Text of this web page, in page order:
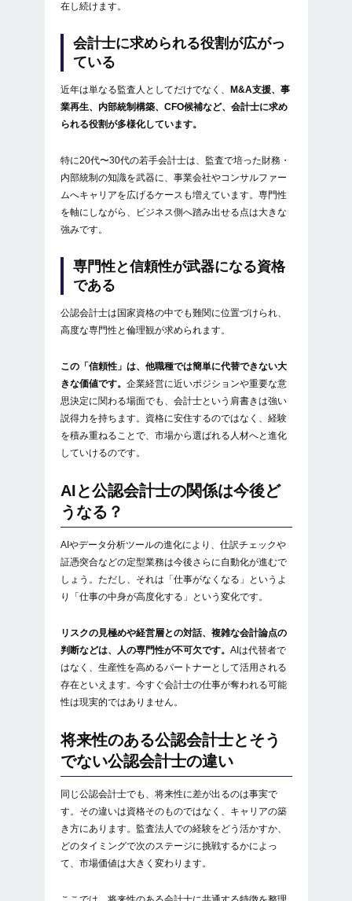
在し続けます。
会計士に求められる役割が広がっ
ている
近年は単なる監査人としてだけでなく、
M&A支援、事
業再生、内部統制構築、CFO候補など、会計士に求め
られる役割が多様化しています。
特に20代〜30代の若手会計士は、監査で培った財務・
内部統制の知識を武器に、事業会社やコンサルファー
ムへキャリアを広げるケースも増えています。専門性
を軸にしながら、ビジネス側へ踏み出せる点は大きな
強みです。
専門性と信頼性が武器になる資格
である
公認会計士は国家資格の中でも難関に位置づけられ、
高度な専門性と倫理観が求められます。
この「信頼性」は、他職種では簡単に代替できない大
きな価値です。 企業経営に近いポジションや重要な意
思決定に関わる場面でも、会計士という肩書きは強い
説得力を持ちます。資格に安住するのではなく、経験
を積み重ねることで、市場から選ばれる人材へと進化
していけるのです。
AIと公認会計士の関係は今後ど
うなる？
AIやデータ分析ツールの進化により、仕訳チェックや
証憑突合などの定型業務は今後さらに自動化が進むで
しょう。ただし、それは「仕事がなくなる」というよ
り「仕事の中身が高度化する」という変化です。
リスクの見極めや経営層との対話、複雑な会計論点の
判断などは、人の専門性が不可欠です。 AIは代替者で
はなく、生産性を高めるパートナーとして活用される
存在といえます。今すぐ会計士の仕事が奪われる可能
性は現実的ではありません。
将来性のある公認会計士とそう
でない公認会計士の違い
同じ公認会計士でも、将来性に差が出るのは事実で
す。その違いは資格そのものではなく、キャリアの築
き方にあります。監査法人での経験をどう活かすか、
どのタイミングで次のステージに挑戦するかによっ
て、市場価値は大きく変わります。